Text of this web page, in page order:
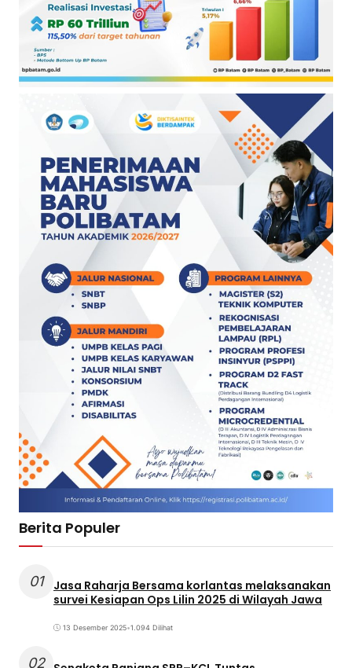
Berita Populer
01
Jasa Raharja Bersama korlantas melaksanakan
survei Kesiapan Ops Lilin 2025 di Wilayah Jawa
13 Desember 2025•1.094 Dilihat
02